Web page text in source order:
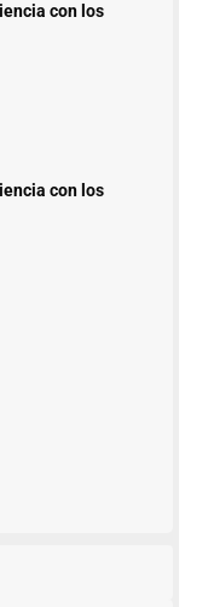
con los
con los